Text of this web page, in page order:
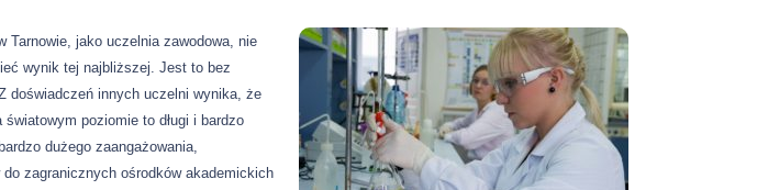
jako uczelnia zawodowa, nie
wynik tej najbliższej. Jest to bez
doświadczeń innych uczelni wynika, że
poziomie to długi i bardzo
dużego zaangażowania,
zagranicznych ośrodków akademickich